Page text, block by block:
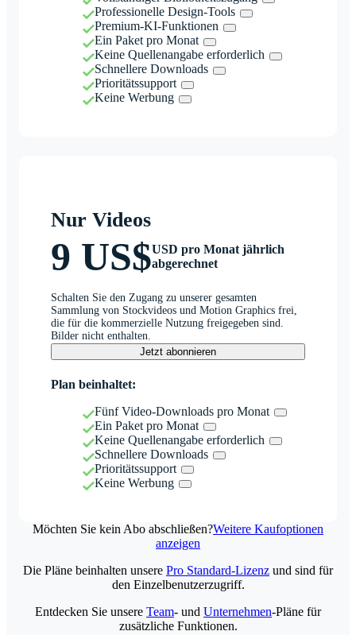
Professionelle Design-Tools
Premium-KI-Funktionen
Ein Paket pro Monat
Keine Quellenangabe erforderlich
Schnellere Downloads
Prioritätssupport
Keine Werbung
Nur Videos
9 US$USD pro Monat jährlich
abgerechnet
Schalten Sie den Zugang zu unserer gesamten
Sammlung von Stockvideos und Motion Graphics frei,
die für die kommerzielle Nutzung freigegeben sind.
Bilder nicht enthalten.
Jetzt abonnieren
Plan beinhaltet:
Fünf Video-Downloads pro Monat
Ein Paket pro Monat
Keine Quellenangabe erforderlich
Schnellere Downloads
Prioritätssupport
Keine Werbung
Möchten Sie kein Abo abschließen?Weitere Kaufoptionen
anzeigen
Die Pläne beinhalten unsere Pro Standard-Lizenz und sind für
den Einzelbenutzerzugriff.
Entdecken Sie unsere Team- und Unternehmen-Pläne für
zusätzliche Funktionen.